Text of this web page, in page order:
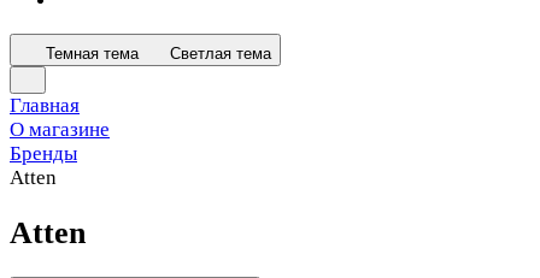
Темная тема Светлая тема
Главная
О магазине
Бренды
Atten
Atten